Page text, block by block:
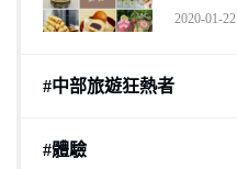
2020-01-22
#中部旅遊狂熱者
#體驗